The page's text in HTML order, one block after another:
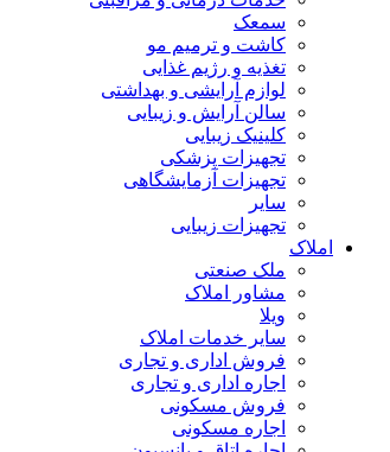
سمعک
کاشت و ترمیم مو
تغذیه و رژیم غذایی
لوازم آرایشی و بهداشتی
سالن آرایش و زیبایی
کلینیک زیبایی
تجهیزات پزشکی
تجهیزات آزمایشگاهی
سایر
تجهیزات زیبایی
املاک
ملک صنعتی
مشاور املاک
ویلا
سایر خدمات املاک
فروش اداری و تجاری
اجاره اداری و تجاری
فروش مسکونی
اجاره مسکونی